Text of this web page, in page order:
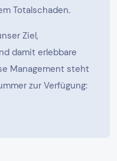
Totalschaden.
Ziel,
damit erlebbare
Management steht
zur Verfügung: